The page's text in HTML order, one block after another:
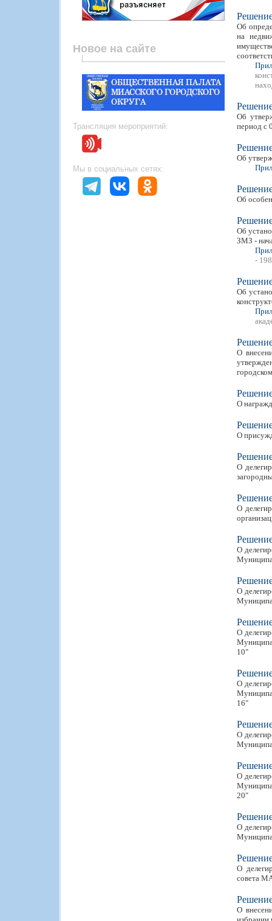
Новое на сайте
Трансляция мероприятий:
Мы в социальных сетях:
Об
на
Об
период с
Об
Об
Об
ЗМЗ -
-
Об
О
О
О
О
О
О
О
О
10"
О
16"
О
О
20"
О
О
совета
О